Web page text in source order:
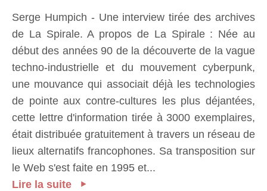
Serge Humpich - Une interview tirée des archives
de La Spirale. A propos de La Spirale : Née au
début des années 90 de la découverte de la vague
techno-industrielle et du mouvement cyberpunk,
une mouvance qui associait déjà les technologies
de pointe aux contre-cultures les plus déjantées,
cette lettre d'information tirée à 3000 exemplaires,
était distribuée gratuitement à travers un réseau de
lieux alternatifs francophones. Sa transposition sur
le Web s'est faite en 1995 et...
Lire la suite